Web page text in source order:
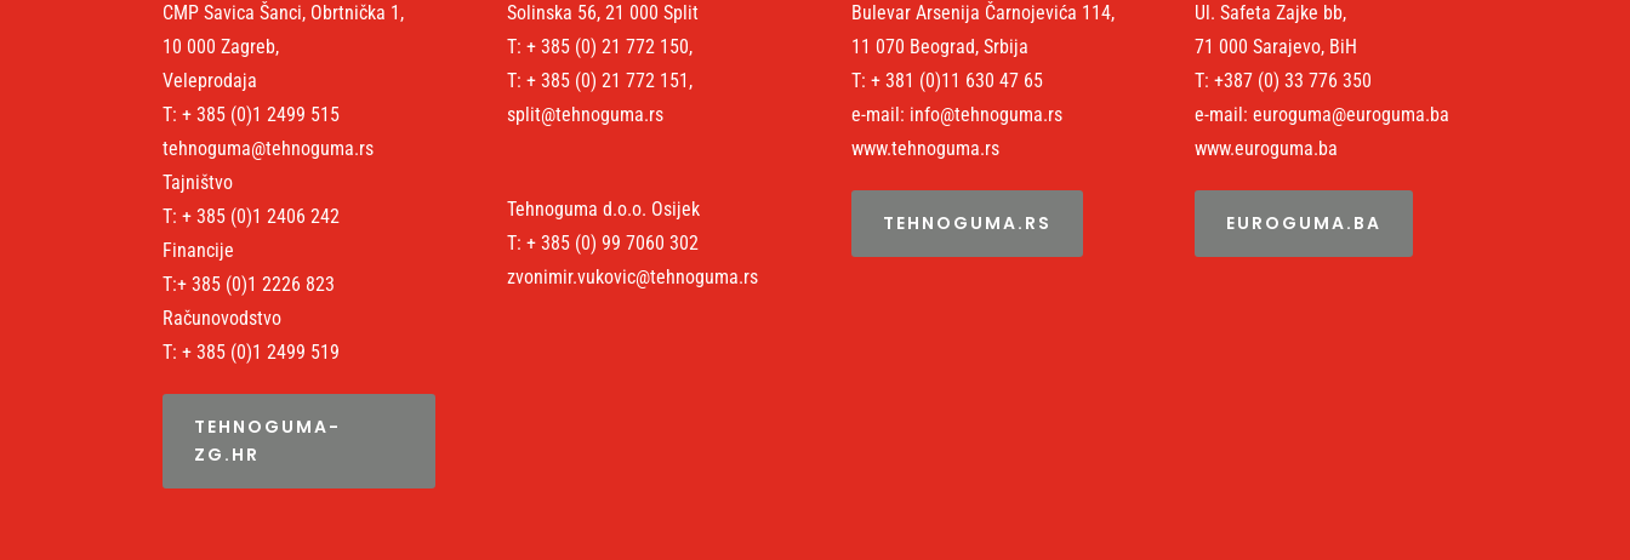
CMP Savica Šanci, Obrtnička 1,
10 000 Zagreb,
Veleprodaja
T: + 385 (0)1 2499 515
tehnoguma@tehnoguma.rs
Tajništvo
T: + 385 (0)1 2406 242
Financije
T:+ 385 (0)1 2226 823
Računovodstvo
T: + 385 (0)1 2499 519
TEHNOGUMA-
ZG.HR
Solinska 56, 21 000 Split
T: + 385 (0) 21 772 150,
T: + 385 (0) 21 772 151,
split@tehnoguma.rs
Tehnoguma d.o.o. Osijek
T: + 385 (0) 99 7060 302
zvonimir.vukovic@tehnoguma.rs
Bulevar Arsenija Čarnojevića 114,
11 070 Beograd, Srbija
T: + 381 (0)11 630 47 65
e-mail: info@tehnoguma.rs
www.tehnoguma.rs
TEHNOGUMA.RS
Ul. Safeta Zajke bb,
71 000 Sarajevo, BiH
T: +387 (0) 33 776 350
e-mail: euroguma@euroguma.ba
www.euroguma.ba
EUROGUMA.BA